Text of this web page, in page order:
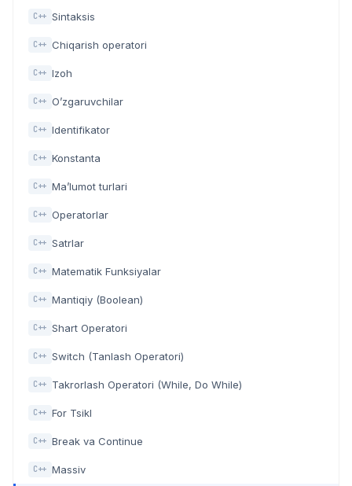
C++ Sintaksis
C++ Chiqarish operatori
C++ Izoh
C++ O’zgaruvchilar
C++ Identifikator
C++ Konstanta
C++ Ma’lumot turlari
C++ Operatorlar
C++ Satrlar
C++ Matematik Funksiyalar
C++ Mantiqiy (Boolean)
C++ Shart Operatori
C++ Switch (Tanlash Operatori)
C++ Takrorlash Operatori (While, Do While)
C++ For Tsikl
C++ Break va Continue
C++ Massiv